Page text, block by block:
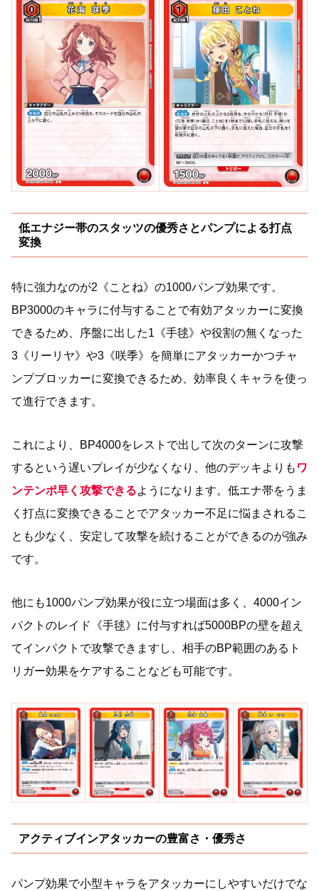
低エナジー帯のスタッツの優秀さとパンプによる打点
変換
特に強力なのが2《ことね》の1000パンプ効果です。
BP3000のキャラに付与することで有効アタッカーに変換
できるため、序盤に出した1《手毬》や役割の無くなった
3《リーリヤ》や3《咲季》を簡単にアタッカーかつチャ
ンプブロッカーに変換できるため、効率良くキャラを使っ
て進行できます。
これにより、BP4000をレストで出して次のターンに攻撃
するという遅いプレイが少なくなり、他のデッキよりも ワ
ンテンポ早く攻撃できるようになります。低エナ帯をうま
く打点に変換できることでアタッカー不足に悩まされるこ
とも少なく、安定して攻撃を続けることができるのが強み
です。
他にも1000パンプ効果が役に立つ場面は多く、4000イン
パクトのレイド《手毬》に付与すれば5000BPの壁を超え
てインパクトで攻撃できますし、相手のBP範囲のあるト
リガー効果をケアすることなども可能です。
アクティブインアタッカーの豊富さ・優秀さ
パンプ効果で小型キャラをアタッカーにしやすいだけでな